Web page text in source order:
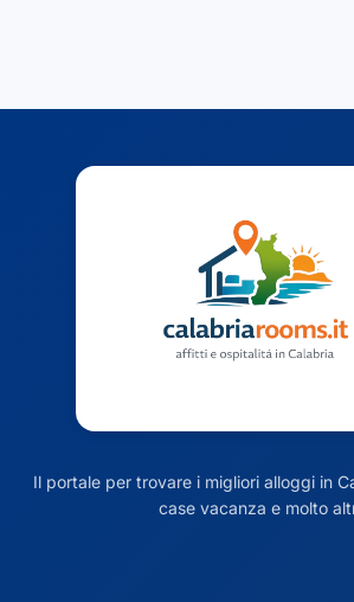
Il portale per trovare i migliori alloggi in
case vacanza e molto